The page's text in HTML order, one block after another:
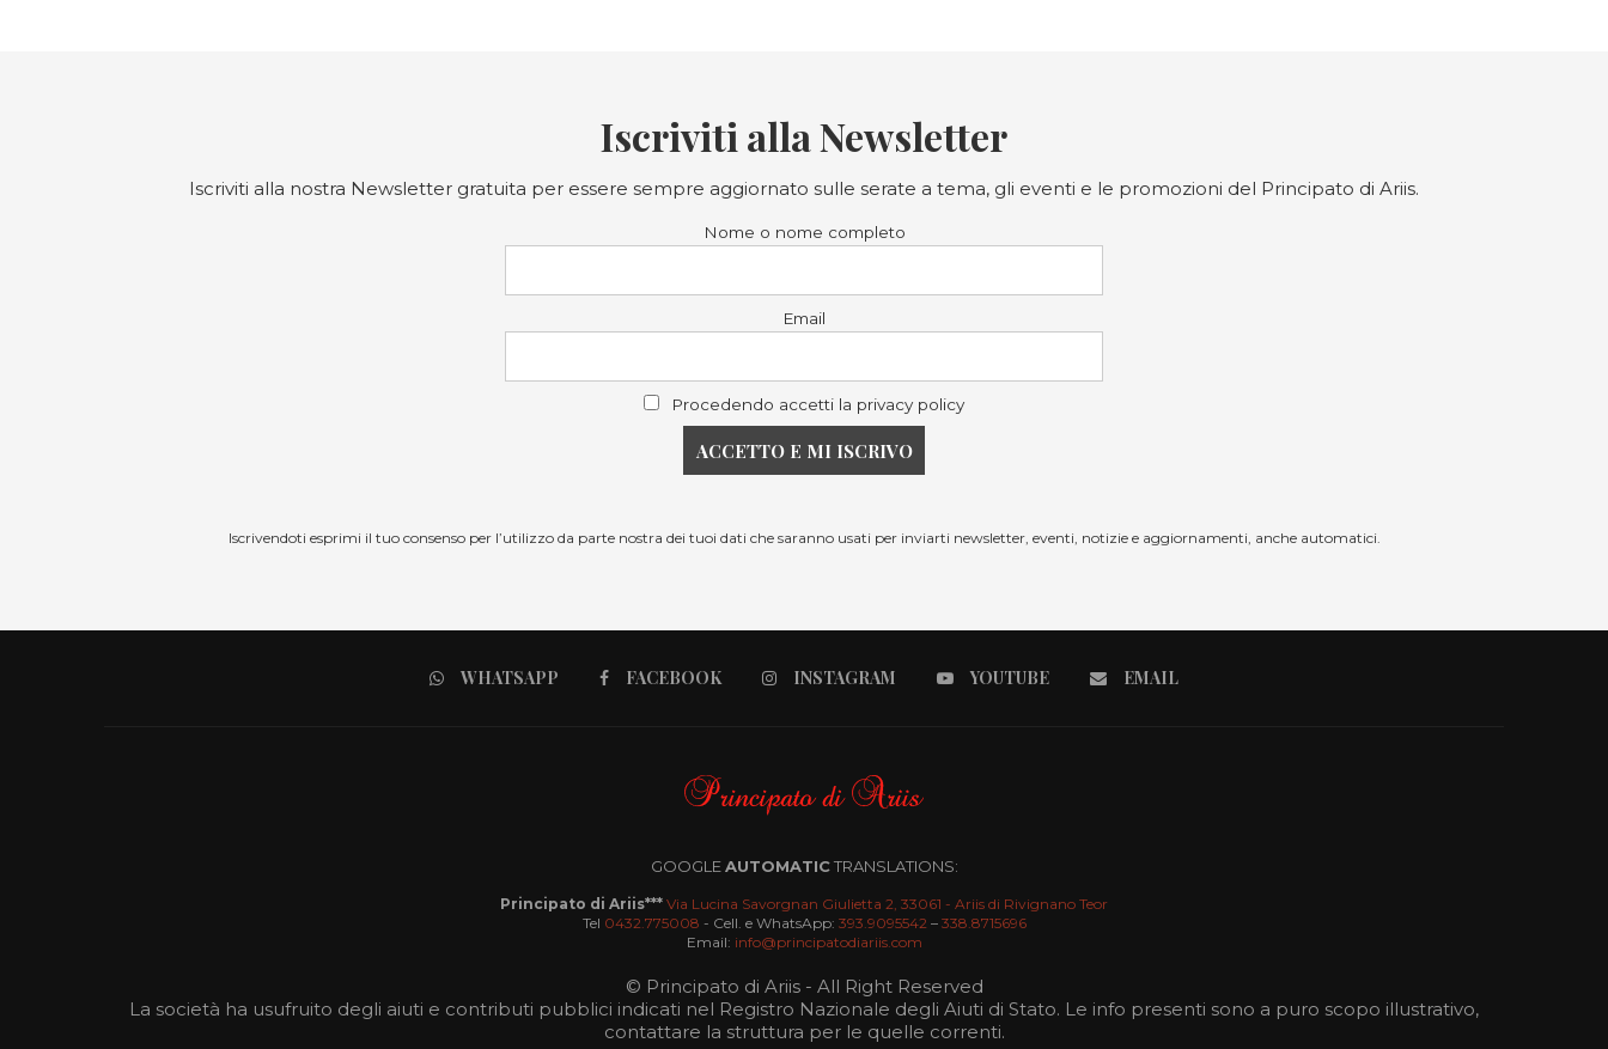
Iscriviti alla Newsletter
Iscriviti alla nostra Newsletter gratuita per essere sempre aggiornato sulle serate a tema, gli eventi e le promozioni del Principato di Ariis.
Nome o nome completo
Email
Procedendo accetti la privacy policy
Iscrivendoti esprimi il tuo consenso per l’utilizzo da parte nostra dei tuoi dati che saranno usati per inviarti newsletter, eventi, notizie e aggiornamenti, anche automatici.
WHATSAPP FACEBOOK INSTAGRAM YOUTUBE EMAIL
GOOGLEAUTOMATICTRANSLATIONS:
Principato di Ariis*** Via Lucina Savorgnan Giulietta 2, 33061 - Ariis di Rivignano Teor
Tel 0432.775008 - Cell. e WhatsApp: 393.9095542– 338.8715696
Email: info@principatodiariis.com
© Principato di Ariis - All Right Reserved
La società ha usufruito degli aiuti e contributi pubblici indicati nel Registro Nazionale degli Aiuti di Stato. Le info presenti sono a puro scopo illustrativo,
contattare la struttura per le quelle correnti.